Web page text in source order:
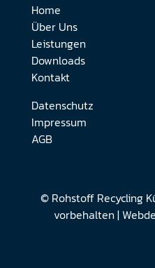
Home
Über Uns
Leistungen
Downloads
Kontakt
Datenschutz
Impressum
AGB
© Rohstoff Recycling
vorbehalten |